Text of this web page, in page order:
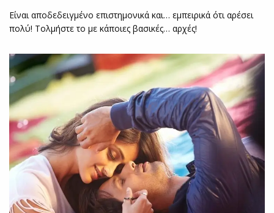
Είναι αποδεδειγμένο επιστημονικά και… εμπειρικά ότι αρέσει
πολύ! Τολμήστε το με κάποιες βασικές… αρχές!